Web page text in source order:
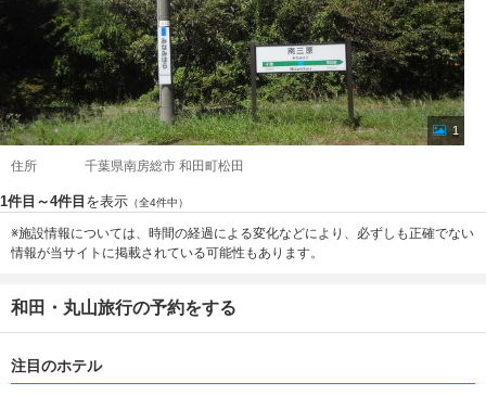
1
住所 千葉県南房総市 和田町松田
1件目～4件目 を表示 （全4件中）
※施設情報については、時間の経過による変化などにより、必ずしも正確でない
情報が当サイトに掲載されている可能性もあります。
和田・丸山旅行の予約をする
注目のホテル